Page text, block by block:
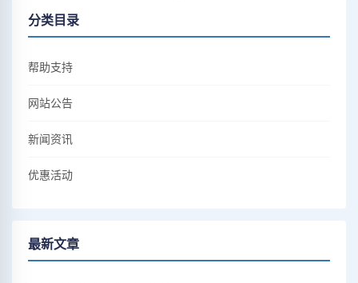
分类目录
帮助支持
网站公告
新闻资讯
优惠活动
最新文章